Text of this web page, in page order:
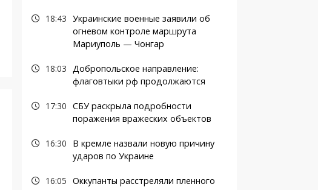
18:43 Украинские военные заявили об
огневом контроле маршрута
Мариуполь — Чонгар
18:03 Добропольское направление:
флаговтыки рф продолжаются
17:30 СБУ раскрыла подробности
поражения вражеских объектов
16:30
В кремле назвали новую причину
ударов по Украине
16:05 Оккупанты расстреляли пленного